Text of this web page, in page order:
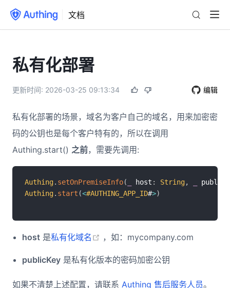
文档
私有化部署
更新时间: 2026-03-25 09:13:34 编辑
私有化部署的场景，域名为客户自己的域名，用来加密密
码的公钥也是每个客户特有的，所以在调用
Authing.start() 之前，需要先调用:
Authing. setOnPremiseInfo( host : String,
Authing. start (<#AUTHING_APP_ID#>)
host 是私有化域名 (opens new window)
，如：mycompany.com
publicKey 是私有化版本的密码加密公钥
如果不清楚上述配置，请联系 Authing 售后服务人员。